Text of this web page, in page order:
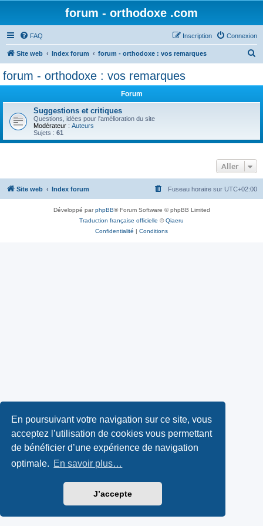
En poursuivant votre navigation sur ce site, vous
acceptez l’utilisation de cookies vous permettant
de bénéficier d’une expérience de navigation
optimale. En savoir plus…
J’accepte
forum - orthodoxe .com
FAQ Connexion
Inscription
Site web Index forum forum - orthodoxe : vos remarques
r
forum - orthodoxe : vos remarques
Forum
Suggestions et critiques
Questions, idées pour l'amélioration du site
Modérateur : Auteurs
Sujets : 61
Aller
Site web Index forum Fuseau horaire sur UTC+02:00
Développé parphpBB® Forum Software © phpBB Limited
Traduction française officielle ©Qiaeru
Confidentialité | Conditions